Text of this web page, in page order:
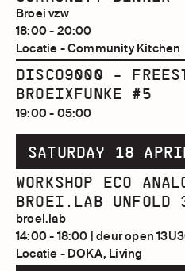
Broei vzw
18:00 - 20:00
Locatie - Community Kitchen
DISCO9000 -
BROEIXFUNKE #5
19:00 - 05:00
SATURDAY 18
WORKSHOP ECO
BROEI.LAB
broei.lab
14:00 - 18:00 | deur open
Locatie - DOKA, Living